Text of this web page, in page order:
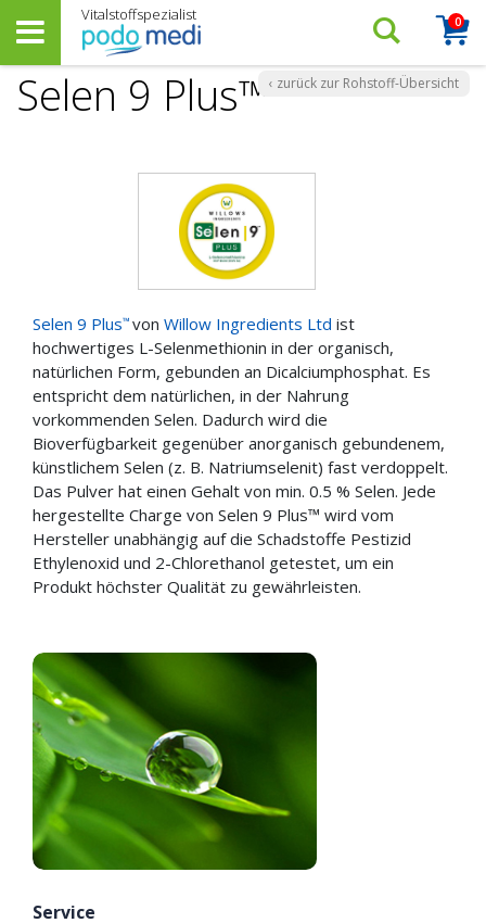
0
Selen 9 Plus™ ‹ zurück zur Rohstoff-Übersicht
Selen 9 Plus™ von Willow Ingredients Ltd ist
hochwertiges L-Selenmethionin in der organisch,
natürlichen Form, gebunden an Dicalciumphosphat. Es
entspricht dem natürlichen, in der Nahrung
vorkommenden Selen. Dadurch wird die
Bioverfügbarkeit gegenüber anorganisch gebundenem,
künstlichem Selen (z. B. Natriumselenit) fast verdoppelt.
Das Pulver hat einen Gehalt von min. 0.5 % Selen. Jede
hergestellte Charge von Selen 9 Plus™ wird vom
Hersteller unabhängig auf die Schadstoffe Pestizid
Ethylenoxid und 2-Chlorethanol getestet, um ein
Produkt höchster Qualität zu gewährleisten.
Service